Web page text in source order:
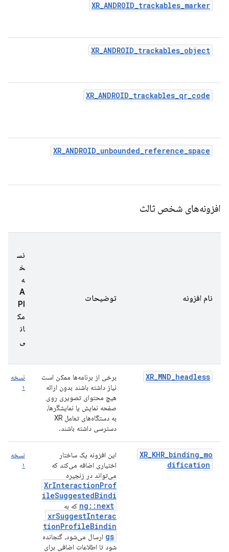
XR_ANDROID_trackables_marker
XR_ANDROID_trackables_object
XR_ANDROID_trackables_qr_code
XR_ANDROID_unbounded_reference_space
افزونه‌های شخص ثالث
نام افزونه توضیحات
نس
خ
ه
A
PI
مک
ان
ی
XR_MND_headless
برخی از برنامه‌ها ممکن است
نیاز داشته باشند بدون ارائه
هیچ محتوای تصویری روی
صفحه نمایش یا نمایشگرها،
به دستگاه‌های تعامل XR
دسترسی داشته باشند.
نسخه
۱
XR_KHR_binding_mo
dification
این افزونه یک ساختار
اختیاری اضافه می‌کند که
می‌تواند در زنجیره
XrInteractionProf
ileSuggestedBindi
ng::next که به
xrSuggestInterac
tionProfileBindin
gs ارسال می‌شود، گنجانده
شود تا اطلاعات اضافی برای
نسخه
۱